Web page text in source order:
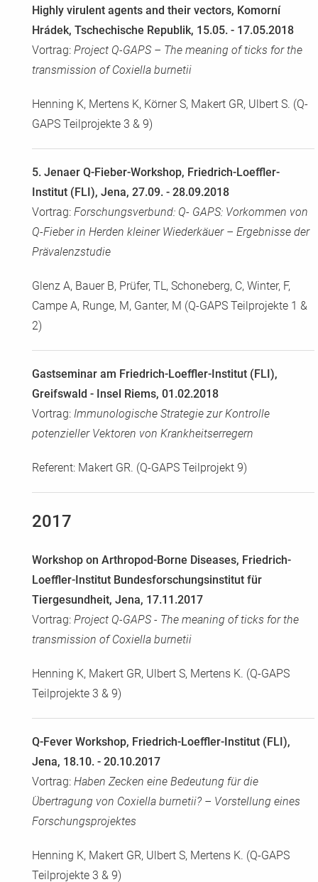
Highly virulent agents and their vectors, Komorní
Hrádek, Tschechische Republik, 15.05. - 17.05.2018
Vortrag: Project Q-GAPS – The meaning of ticks for the
transmission of Coxiella burnetii
Henning K, Mertens K, Körner S, Makert GR, Ulbert S. (Q-
GAPS Teilprojekte 3 & 9)
5. Jenaer Q-Fieber-Workshop, Friedrich-Loeffler-
Institut (FLI), Jena, 27.09. - 28.09.2018
Vortrag: Forschungsverbund: Q- GAPS: Vorkommen von
Q-Fieber in Herden kleiner Wiederkäuer – Ergebnisse der
Prävalenzstudie
Glenz A, Bauer B, Prüfer, TL, Schoneberg, C, Winter, F,
Campe A, Runge, M, Ganter, M (Q-GAPS Teilprojekte 1 &
2)
Gastseminar am Friedrich-Loeffler-Institut (FLI),
Greifswald - Insel Riems, 01.02.2018
Vortrag: Immunologische Strategie zur Kontrolle
potenzieller Vektoren von Krankheitserregern
Referent: Makert GR. (Q-GAPS Teilprojekt 9)
2017
Workshop on Arthropod-Borne Diseases, Friedrich-
Loeffler-Institut Bundesforschungsinstitut für
Tiergesundheit, Jena, 17.11.2017
Vortrag: Project Q-GAPS - The meaning of ticks for the
transmission of Coxiella burnetii
Henning K, Makert GR, Ulbert S, Mertens K. (Q-GAPS
Teilprojekte 3 & 9)
Q-Fever Workshop, Friedrich-Loeffler-Institut (FLI),
Jena, 18.10. - 20.10.2017
Vortrag: Haben Zecken eine Bedeutung für die
Übertragung von Coxiella burnetii? – Vorstellung eines
Forschungsprojektes
Henning K, Makert GR, Ulbert S, Mertens K. (Q-GAPS
Teilprojekte 3 & 9)